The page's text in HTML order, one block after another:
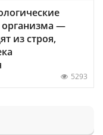
—
из строя,
5293